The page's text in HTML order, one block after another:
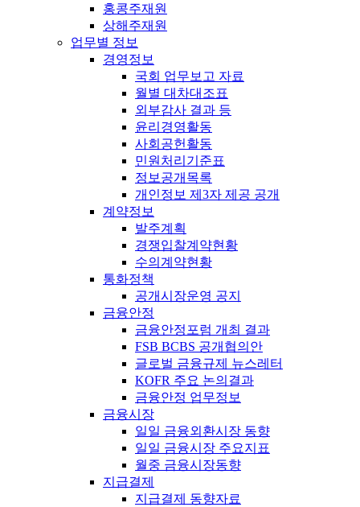
홍콩주재원
상해주재원
업무별 정보
경영정보
국회 업무보고 자료
월별 대차대조표
외부감사 결과 등
윤리경영활동
사회공헌활동
민원처리기준표
정보공개목록
개인정보 제3자 제공 공개
계약정보
발주계획
경쟁입찰계약현황
수의계약현황
통화정책
공개시장운영 공지
금융안정
금융안정포럼 개최 결과
FSB BCBS 공개협의안
글로벌 금융규제 뉴스레터
KOFR 주요 논의결과
금융안정 업무정보
금융시장
일일 금융외환시장 동향
일일 금융시장 주요지표
월중 금융시장동향
지급결제
지급결제 동향자료